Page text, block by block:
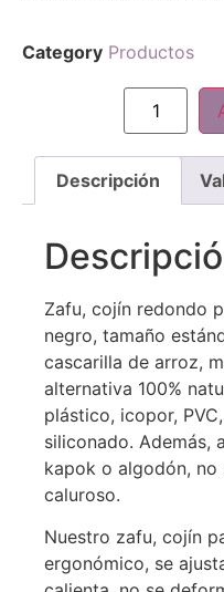
Category Productos
Descripción
Zafu, cojín redondo
negro, tamaño
cascarilla de arroz,
alternativa 100%
plástico, icopor,
siliconado. Además,
kapok o algodón, no
caluroso.
Nuestro zafu, cojín
ergonómico, se